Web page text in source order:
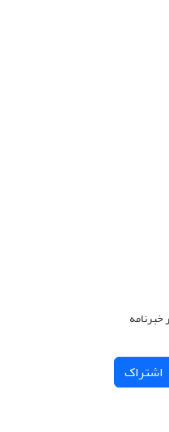
خبرنامه
اشتراک